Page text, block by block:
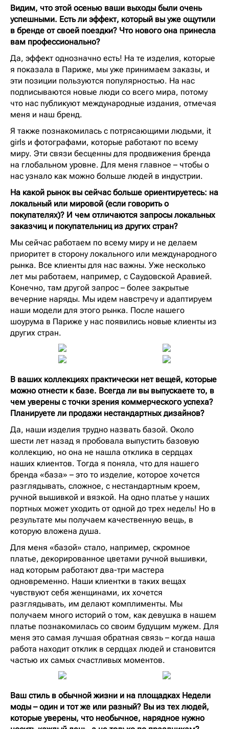
Видим, что этой осенью ваши выходы были очень
успешными. Есть ли эффект, который вы уже ощутили
в бренде от своей поездки? Что нового она принесла
вам профессионально?
Да, эффект однозначно есть! На те изделия, которые
я показала в Париже, мы уже принимаем заказы, и
эти позиции пользуются популярностью. На нас
подписываются новые люди со всего мира, потому
что нас публикуют международные издания, отмечая
меня и наш бренд.
Я также познакомилась с потрясающими людьми, it
girls и фотографами, которые работают по всему
миру. Эти связи бесценны для продвижения бренда
на глобальном уровне. Для меня главное – чтобы о
нас узнало как можно больше людей в индустрии.
На какой рынок вы сейчас больше ориентируетесь: на
локальный или мировой (если говорить о
покупателях)? И чем отличаются запросы локальных
заказчиц и покупательниц из других стран?
Мы сейчас работаем по всему миру и не делаем
приоритет в сторону локального или международного
рынка. Все клиенты для нас важны. Уже несколько
лет мы работаем, например, с Саудовской Аравией.
Конечно, там другой запрос – более закрытые
вечерние наряды. Мы идем навстречу и адаптируем
наши модели для этого рынка. После нашего
шоурума в Париже у нас появились новые клиенты из
других стран.
В ваших коллекциях практически нет вещей, которые
можно отнести к базе. Всегда ли вы выпускаете то, в
чем уверены с точки зрения коммерческого успеха?
Планируете ли продажи нестандартных дизайнов?
Да, наши изделия трудно назвать базой. Около
шести лет назад я пробовала выпустить базовую
коллекцию, но она не нашла отклика в сердцах
наших клиентов. Тогда я поняла, что для нашего
бренда «база» – это то изделие, которое хочется
разглядывать, сложное, с нестандартным кроем,
ручной вышивкой и вязкой. На одно платье у наших
портных может уходить от одной до трех недель! Но в
результате мы получаем качественную вещь, в
которую вложена душа.
Для меня «базой» стало, например, скромное
платье, декорированное цветами ручной вышивки,
над которым работают два-три мастера
одновременно. Наши клиентки в таких вещах
чувствуют себя женщинами, их хочется
разглядывать, им делают комплименты. Мы
получаем много историй о том, как девушка в нашем
платье познакомилась со своим будущим мужем. Для
меня это самая лучшая обратная связь – когда наша
работа находит отклик в сердцах людей и становится
частью их самых счастливых моментов.
Ваш стиль в обычной жизни и на площадках Недели
моды – один и тот же или разный? Вы из тех людей,
которые уверены, что необычное, нарядное нужно